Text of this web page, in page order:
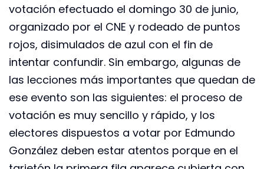
votación efectuado el domingo 30 de junio,
organizado por el CNE y rodeado de puntos
rojos, disimulados de azul con el fin de
intentar confundir. Sin embargo, algunas de
las lecciones más importantes que quedan de
ese evento son las siguientes: el proceso de
votación es muy sencillo y rápido, y los
electores dispuestos a votar por Edmundo
González deben estar atentos porque en el